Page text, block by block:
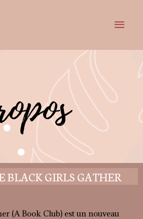
BLACK GIRLS GATHER
(A Book Club) est un nouveau